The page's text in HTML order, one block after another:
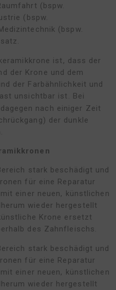
(bspw.
(bspw.
(bspw.
ist, dass der
der Krone und dem
der Farbähnlichkeit und
unsichtbar ist. Bei
nach einiger Zeit
der dunkle
stark beschädigt und
für eine Reparatur
einer neuen, künstlichen
wieder hergestellt
Krone ersetzt
des Zahnfleischs.
stark beschädigt und
für eine Reparatur
einer neuen, künstlichen
wieder hergestellt